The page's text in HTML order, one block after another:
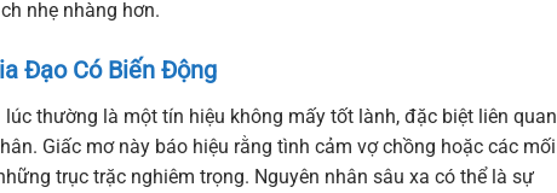
nhẹ nhàng hơn.
Đạo Có Biến Động
thường là một tín hiệu không mấy tốt lành, đặc biệt liên quan
Giấc mơ này báo hiệu rằng tình cảm vợ chồng hoặc các mối
trục trặc nghiêm trọng. Nguyên nhân sâu xa có thể là sự